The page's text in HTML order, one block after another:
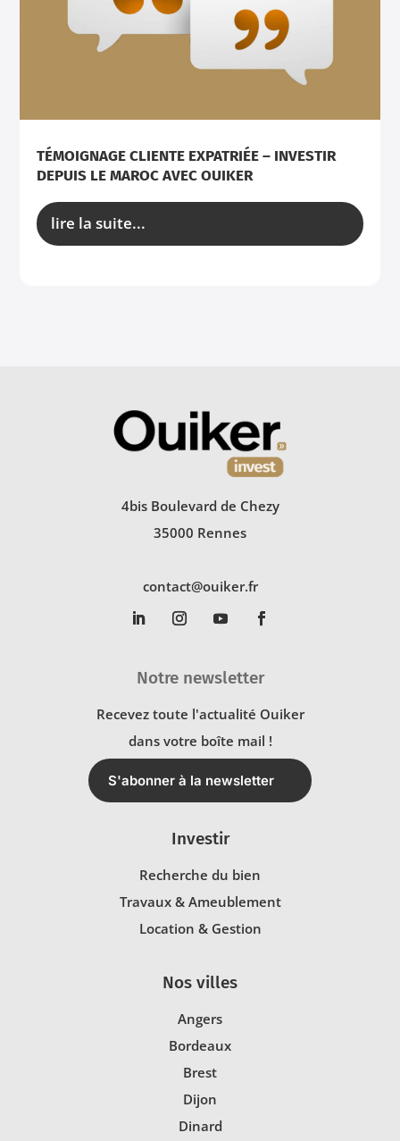
TÉMOIGNAGE CLIENTE EXPATRIÉE – INVESTIR
DEPUIS LE MAROC AVEC OUIKER
lire la suite...
4bis Boulevard de Chezy
35000 Rennes
contact@ouiker.fr
Notre newsletter
Recevez toute l'actualité Ouiker
dans votre boîte mail !
S'abonner à la newsletter
Investir
Recherche du bien
Travaux & Ameublement
Location & Gestion
Nos villes
Angers
Bordeaux
Brest
Dijon
Dinard